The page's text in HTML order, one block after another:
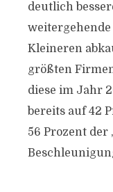
deutlich
Kleineren
größten
diese im Jahr
bereits auf 42
56 Prozent der